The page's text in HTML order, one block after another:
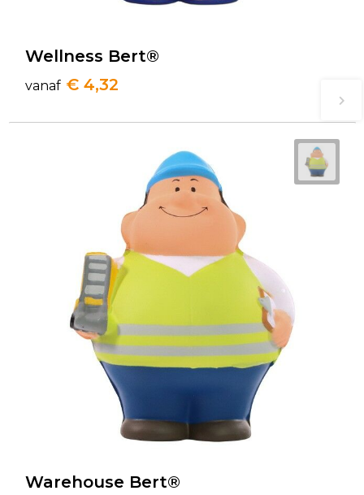
Wellness Bert®
vanaf € 4,32
Warehouse Bert®